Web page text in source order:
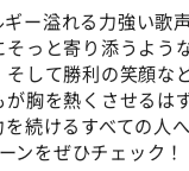
ー溢れる力強い歌
っと寄り添うよう
して勝利の笑顔な
胸を熱くさせるは
続けるすべての人
ンをぜひチェック！